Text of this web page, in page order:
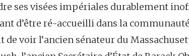
ses visées impériales durablement
d’être ré-accueilli dans la
de voir l’ancien sénateur du